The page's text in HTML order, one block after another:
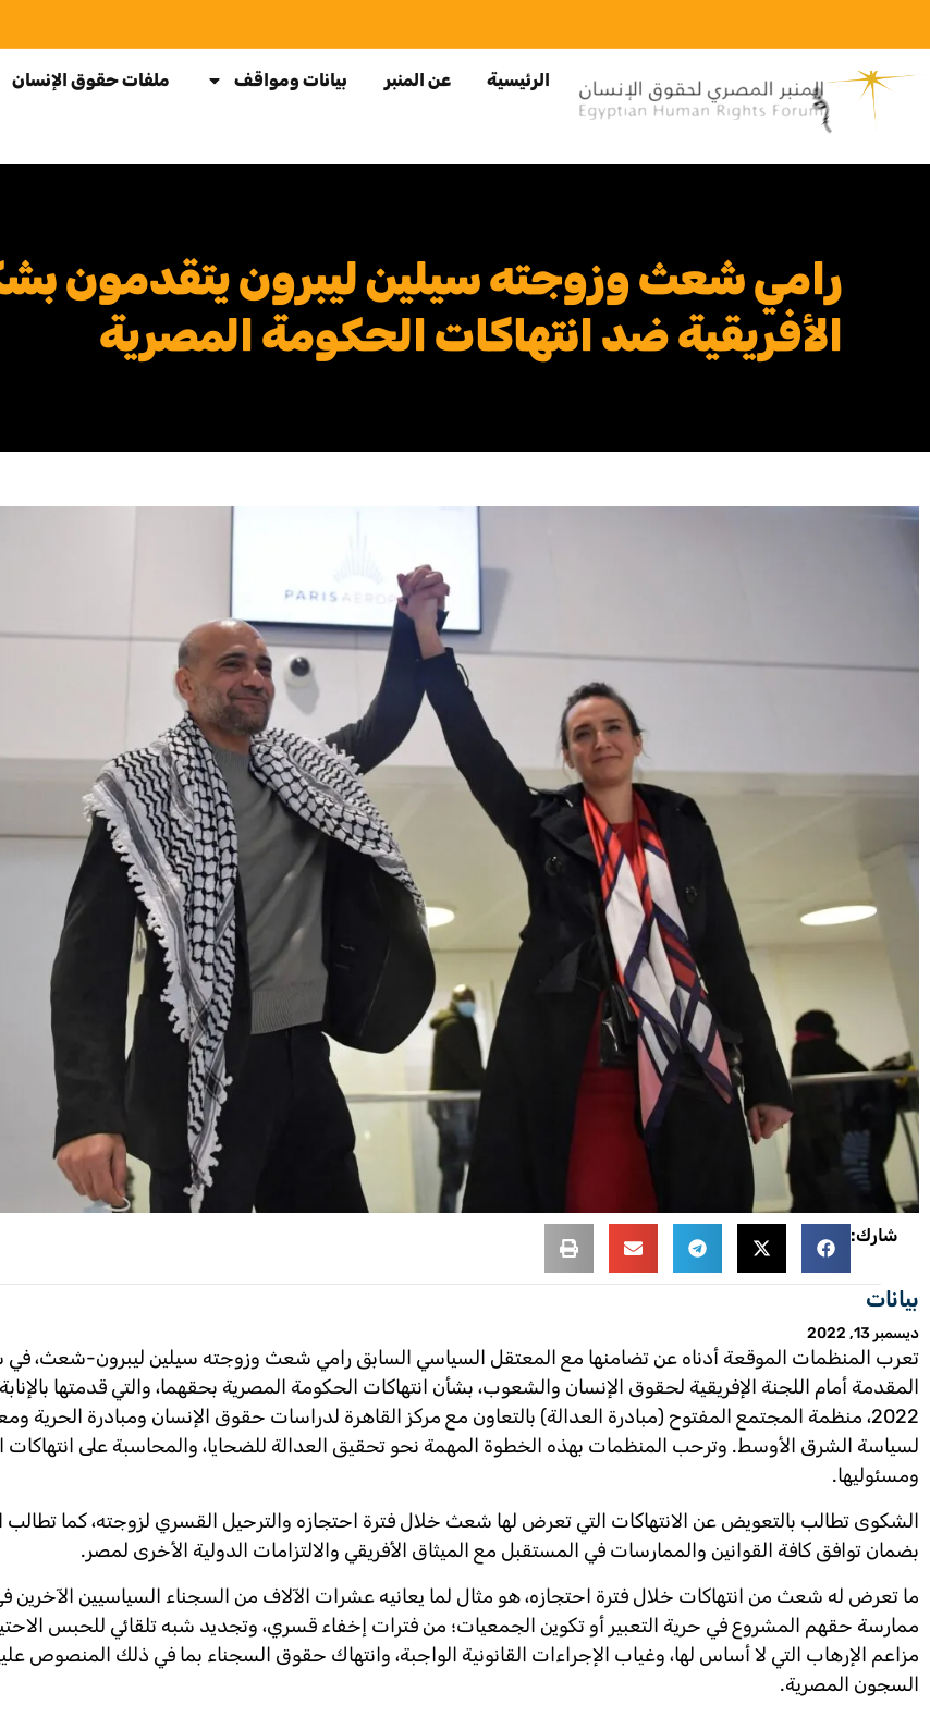
الرئيسية عن المنبر بيانات ومواقف ملفات حقوق الإنسان
رامي شعث وزوجته سيلين ليبرون يتقدمون
الأفريقية ضد انتهاكات الحكومة المصرية
شارك:
بيانات
ديسمبر 13, 2022
تعرب المنظمات الموقعة أدناه عن تضامنها مع المعتقل السياسي السابق رامي شعث وزوجته سيلين ليبرون-شعث، في
2022، منظمة المجتمع المفتوح (مبادرة العدالة) بالتعاون مع مركز القاهرة لدراسات حقوق الإنسان ومبادرة الحرية
لسياسة الشرق الأوسط. وترحب المنظمات بهذه الخطوة المهمة نحو تحقيق العدالة للضحايا، والمحاسبة على انتهاكات
ومسئوليها.
الشكوى تطالب بالتعويض عن الانتهاكات التي تعرض لها شعث خلال فترة احتجازه والترحيل القسري لزوجته، كما تطالب
بضمان توافق كافة القوانين والممارسات في المستقبل مع الميثاق الأفريقي والالتزامات الدولية الأخرى لمصر.
ما تعرض له شعث من انتهاكات خلال فترة احتجازه، هو مثال لما يعانيه عشرات الآلاف من السجناء السياسيين
ممارسة حقهم المشروع في حرية التعبير أو تكوين الجمعيات؛ من فترات إخفاء قسري، وتجديد شبه تلقائي للحبس
مزاعم الإرهاب التي لا أساس لها، وغياب الإجراءات القانونية الواجبة، وانتهاك حقوق السجناء بما في ذلك المنصوص
السجون المصرية.